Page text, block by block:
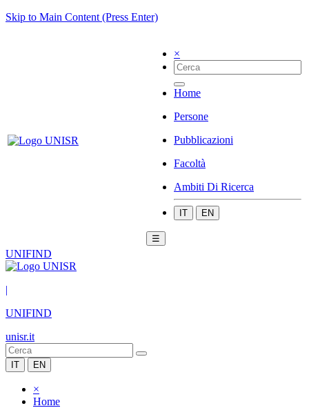
Skip to Main Content (Press Enter)
×
Home
Persone
Pubblicazioni
Facoltà
Ambiti Di Ricerca
IT EN
☰
UNIFIND
|
UNIFIND
unisr.it
IT EN
×
Home